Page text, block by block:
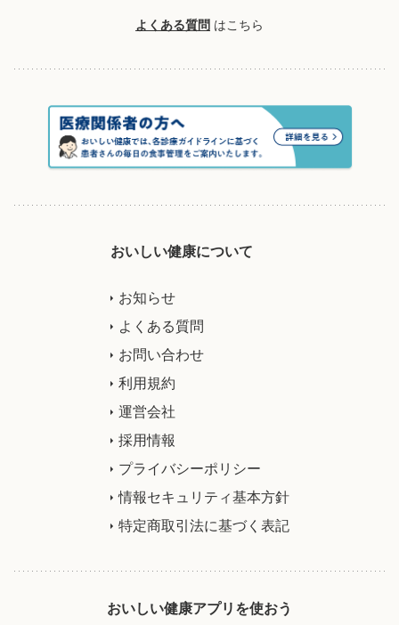
よくある質問 はこちら
おいしい健康について
お知らせ
よくある質問
お問い合わせ
利用規約
運営会社
採用情報
プライバシーポリシー
情報セキュリティ基本方針
特定商取引法に基づく表記
おいしい健康アプリを使おう